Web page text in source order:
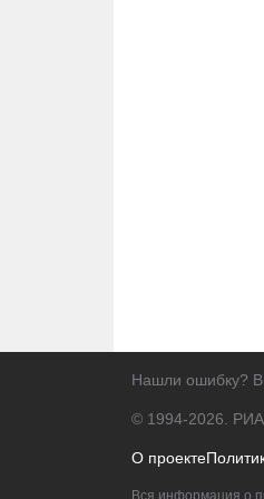
Нашли ошибку?
© 1994-2026.
О проекте
Вся информация о